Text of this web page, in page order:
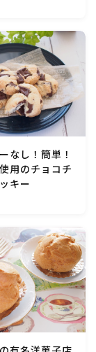
料理
コーン
祭り・子
なし！簡単！
用のチョコチ
キー